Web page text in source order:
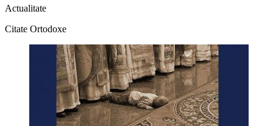
Actualitate
Citate Ortodoxe